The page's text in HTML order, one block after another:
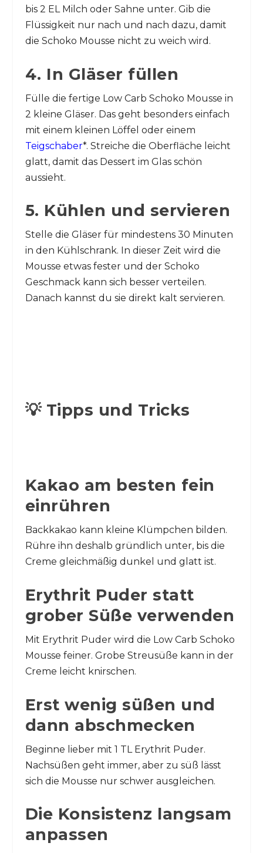
bis 2 EL Milch oder Sahne unter. Gib die
Flüssigkeit nur nach und nach dazu, damit
die Schoko Mousse nicht zu weich wird.
4. In Gläser füllen
Fülle die fertige Low Carb Schoko Mousse in
2 kleine Gläser. Das geht besonders einfach
mit einem kleinen Löffel oder einem
Teigschaber*. Streiche die Oberfläche leicht
glatt, damit das Dessert im Glas schön
aussieht.
5. Kühlen und servieren
Stelle die Gläser für mindestens 30 Minuten
in den Kühlschrank. In dieser Zeit wird die
Mousse etwas fester und der Schoko
Geschmack kann sich besser verteilen.
Danach kannst du sie direkt kalt servieren.
💡 Tipps und Tricks
Kakao am besten fein
einrühren
Backkakao kann kleine Klümpchen bilden.
Rühre ihn deshalb gründlich unter, bis die
Creme gleichmäßig dunkel und glatt ist.
Erythrit Puder statt
grober Süße verwenden
Mit Erythrit Puder wird die Low Carb Schoko
Mousse feiner. Grobe Streusüße kann in der
Creme leicht knirschen.
Erst wenig süßen und
dann abschmecken
Beginne lieber mit 1 TL Erythrit Puder.
Nachsüßen geht immer, aber zu süß lässt
sich die Mousse nur schwer ausgleichen.
Die Konsistenz langsam
anpassen